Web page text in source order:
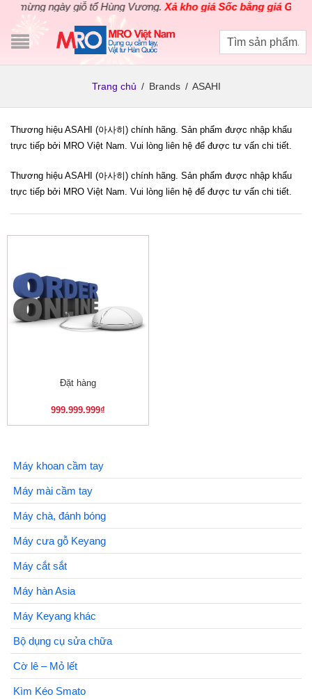
mừng ngày giỗ tổ Hùng Vương.Xả kho giá Sốc bằng giá Gốc
Trang chủ / Brands / ASAHI
Thương hiệu ASAHI (아사히) chính hãng. Sản phẩm được nhập khẩu
trực tiếp bởi MRO Việt Nam. Vui lòng liên hệ để được tư vấn chi tiết.
Thương hiệu ASAHI (아사히) chính hãng. Sản phẩm được nhập khẩu
trực tiếp bởi MRO Việt Nam. Vui lòng liên hệ để được tư vấn chi tiết.
Đặt hàng
999.999.999₫
Máy khoan cầm tay
Máy mài cầm tay
Máy chà, đánh bóng
Máy cưa gỗ Keyang
Máy cắt sắt
Máy hàn Asia
Máy Keyang khác
Bộ dụng cụ sửa chữa
Cờ lê – Mỏ lết
Kìm Kéo Smato